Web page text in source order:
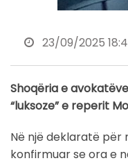
23/09/2025
Shoqëria e
“luksoze” e reperit
Në një deklaratë për
konfirmuar se ora e